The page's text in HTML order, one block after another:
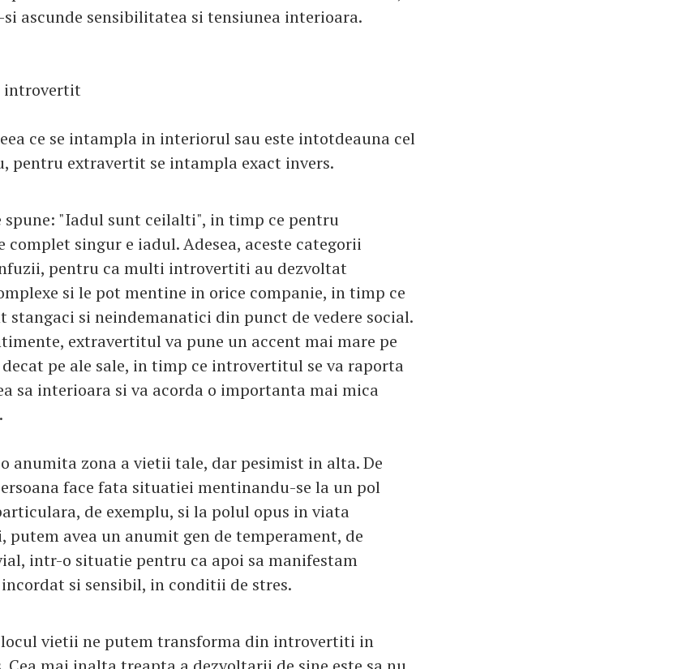
ascunde sensibilitatea si tensiunea interioara.
introvertit
ce se intampla in interiorul sau este intotdeauna cel
pentru extravertit se intampla exact invers.
"Iadul sunt ceilalti", in timp ce pentru
singur e iadul. Adesea, aceste categorii
pentru ca multi introvertiti au dezvoltat
si le pot mentine in orice companie, in timp ce
si neindemanatici din punct de vedere social.
extravertitul va pune un accent mai mare pe
pe ale sale, in timp ce introvertitul se va raporta
sa interioara si va acorda o importanta mai mica
anumita zona a vietii tale, dar pesimist in alta. De
face fata situatiei mentinandu-se la un pol
de exemplu, si la polul opus in viata
putem avea un anumit gen de temperament, de
intr-o situatie pentru ca apoi sa manifestam
si sensibil, in conditii de stres.
vietii ne putem transforma din introvertiti in